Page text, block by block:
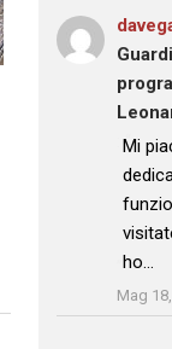
: “
Mi
ho…
Mag